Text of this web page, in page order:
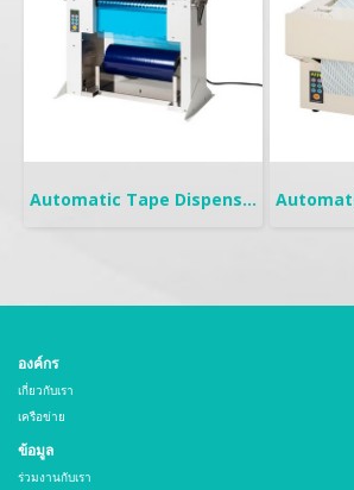
Automatic Tape Dispenser | YCUT-300
องค์กร
เกี่ยวกับเรา
เครือข่าย
ข้อมูล
ร่วมงานกับเรา